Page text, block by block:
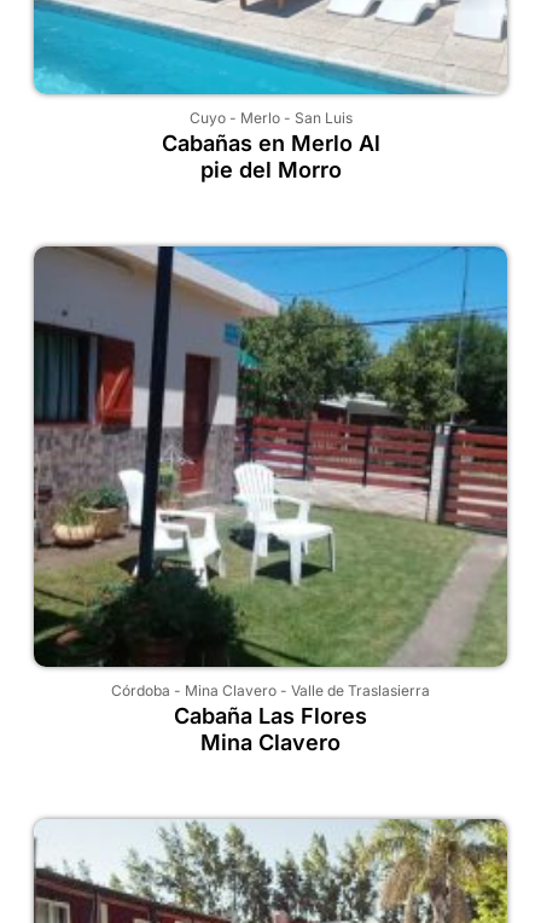
Cuyo- Merlo- San Luis
Cabañas en Merlo Al
pie del Morro
Córdoba - Mina Clavero - Valle de Traslasierra
Cabaña Las Flores
Mina Clavero